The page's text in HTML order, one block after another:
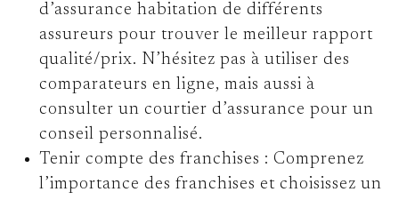
d’assurance habitation de différents
assureurs pour trouver le meilleur rapport
qualité/prix. N’hésitez pas à utiliser des
comparateurs en ligne, mais aussi à
consulter un courtier d’assurance pour un
conseil personnalisé.
Tenir compte des franchises : Comprenez
l’importance des franchises et choisissez un